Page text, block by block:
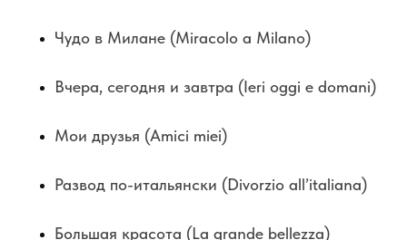
Чудо в Милане (Miracolo a Milano)
Вчера, сегодня и завтра (Ieri oggi e domani)
Мои друзья (Amici miei)
Развод по-итальянски (Divorzio all’italiana)
Большая красота (La grande bellezza)